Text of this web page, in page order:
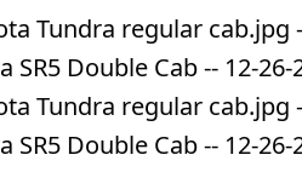
Tundra regular
Tundra regular